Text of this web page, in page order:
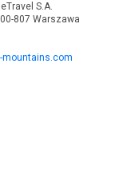
S.A.
807 Warszawa
mountains.com